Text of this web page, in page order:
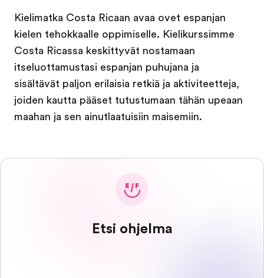
Kielimatka Costa Ricaan avaa ovet espanjan
kielen tehokkaalle oppimiselle. Kielikurssimme
Costa Ricassa keskittyvät nostamaan
itseluottamustasi espanjan puhujana ja
sisältävät paljon erilaisia retkiä ja aktiviteetteja,
joiden kautta pääset tutustumaan tähän upeaan
maahan ja sen ainutlaatuisiin maisemiin.
Etsi ohjelma